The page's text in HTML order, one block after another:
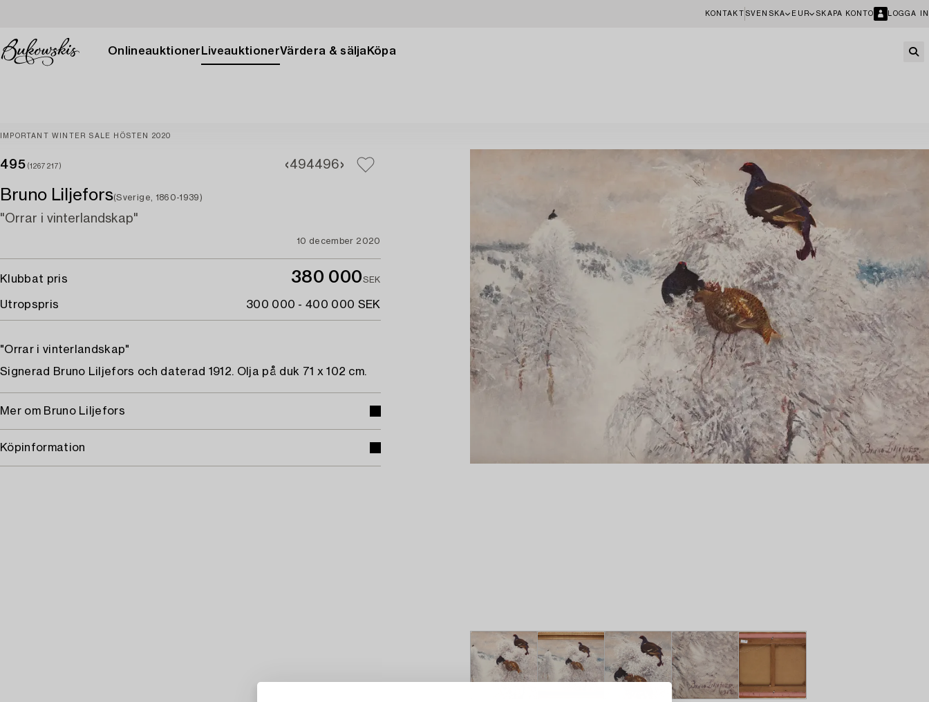
KONTAKT SVENSKA EUR SKAPA KONTO LOGGA IN
Onlineauktioner LiveauktionerVärdera & sälja Köpa
IMPORTANT WINTER SALE HÖSTEN 2020
495 (1267217) 494496
Bruno Liljefors(Sverige, 1860-1939)
"Orrar i vinterlandskap"
10 december 2020
Klubbat pris 380 000SEK
Utropspris 300 000 - 400 000 SEK
"Orrar i vinterlandskap"
Signerad Bruno Liljefors och daterad 1912. Olja på duk 71 x 102 cm.
Mer om Bruno Liljefors
Köpinformation